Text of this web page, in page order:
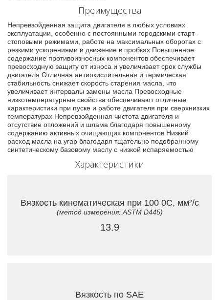
Преимущества
Непревзойденная защита двигателя в любых условиях
эксплуатации, особенно с постоянными городскими старт-
стоповыми режимами, работе на максимальных оборотах с
резкими ускорениями и движение в пробках Повышенное
содержание противоизносных компонентов обеспечивает
превосходную защиту от износа и увеличивает срок службы
двигателя Отличная антиокислительная и термическая
стабильность снижает скорость старения масла, что
увеличивает интервалы замены масла Превосходные
низкотемпературные свойства обеспечивают отличные
характеристики при пуске и работе двигателя при сверхнизких
температурах Непревзойденная чистота двигателя и
отсутствие отложений и шлама благодаря повышенному
содержанию активных очищающих компонентов Низкий
расход масла на угар благодаря тщательно подобранному
синтетическому базовому маслу с низкой испаряемостью
Характеристики
Вязкость кинематическая при 100 0C, мм²/с
(метод измерения: ASTM D445)
13.9
Вязкость по SAE